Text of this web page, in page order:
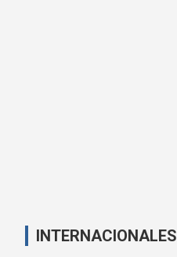
INTERNACIONALES